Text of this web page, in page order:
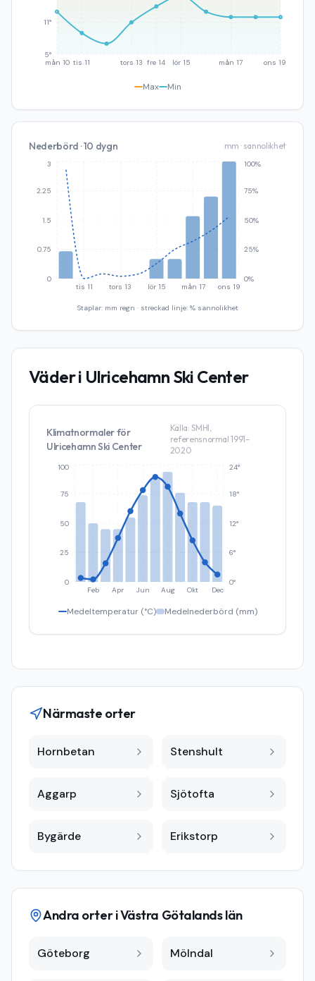
mån 10 tis 11 tors 13 fre 14 lör 15 mån 17 ons 19
5°
11°
Max Min
Nederbörd · 10 dygn mm · sannolikhet
tis 11 tors 13 lör 15 mån 17 ons 19
0
0.75
1.5
2.25
3
0%
25%
50%
75%
100%
Staplar: mm regn · streckad linje: % sannolikhet
Väder i Ulricehamn Ski Center
Klimatnormaler för
Ulricehamn Ski Center
Källa: SMHI,
referensnormal 1991–
2020
Feb Apr Jun Aug Okt Dec
0
25
50
75
100
0°
6°
12°
18°
24°
Medeltemperatur (°C) Medelnederbörd (mm)
Närmaste orter
Hornbetan Stenshult
Aggarp Sjötofta
Bygärde Erikstorp
Andra orter iVästra Götalands län
Göteborg Mölndal